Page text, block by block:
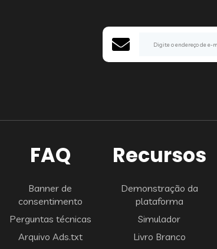
FAQ
Banner de
consentimento
Perguntas técnicas
Arquivo Ads.txt
Recursos
Demonstração da
plataforma
Simulador
Livro Branco